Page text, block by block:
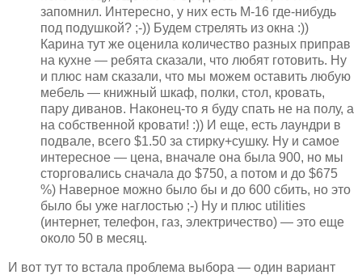
запомнил. Интересно, у них есть М-16 где-нибудь
под подушкой? ;-)) Будем стрелять из окна :))
Карина тут же оценила количество разных приправ
на кухне — ребята сказали, что любят готовить. Ну
и плюс нам сказали, что мы можем оставить любую
мебель — книжный шкаф, полки, стол, кровать,
пару диванов. Наконец-то я буду спать не на полу, а
на собственной кровати! :)) И еще, есть лаундри в
подвале, всего $1.50 за стирку+сушку. Ну и самое
интересное — цена, вначале она была 900, но мы
сторговались сначала до $750, а потом и до $675
%) Наверное можно было бы и до 600 сбить, но это
было бы уже наглостью ;-) Ну и плюс utilities
(интернет, телефон, газ, электричество) — это еще
около 50 в месяц.
И вот тут то встала проблема выбора — один вариант